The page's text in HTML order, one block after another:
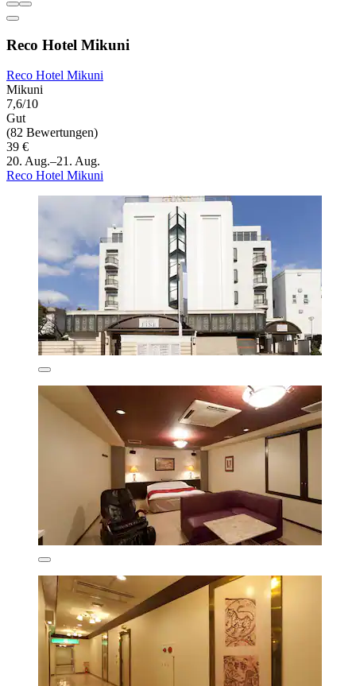
Reco Hotel Mikuni
Reco Hotel Mikuni
Mikuni
7,6/10
Gut
(82 Bewertungen)
39 €
20. Aug.–21. Aug.
Reco Hotel Mikuni